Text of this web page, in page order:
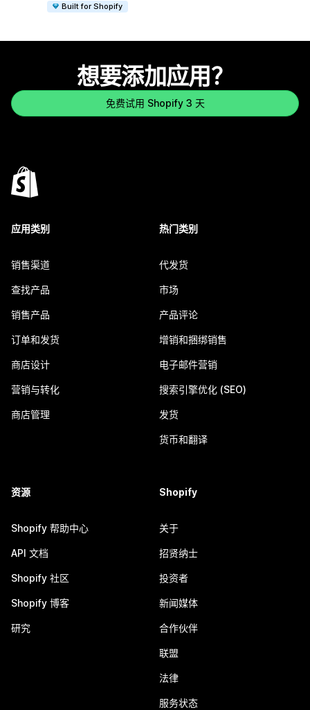
Built for Shopify
想要添加应用？
免费试用 Shopify 3 天
应用类别
销售渠道
查找产品
销售产品
订单和发货
商店设计
营销与转化
商店管理
热门类别
代发货
市场
产品评论
增销和捆绑销售
电子邮件营销
搜索引擎优化 (SEO)
发货
货币和翻译
资源
Shopify 帮助中心
API 文档
Shopify 社区
Shopify 博客
研究
Shopify
关于
招贤纳士
投资者
新闻媒体
合作伙伴
联盟
法律
服务状态